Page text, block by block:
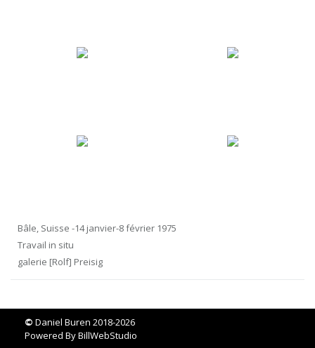
Bâle, Suisse -14 janvier-8 février 1975
Travail in situ
galerie [Rolf] Preisig
© Daniel Buren 2018-2026
Powered ByBillWebStudio